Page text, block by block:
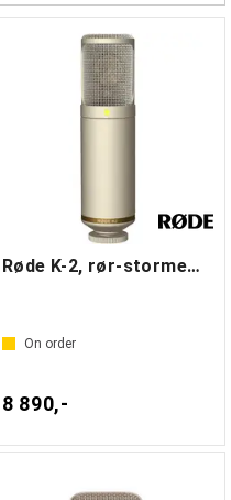
Røde K-2, rør-stormembranmikrofon
On order
8 890,-